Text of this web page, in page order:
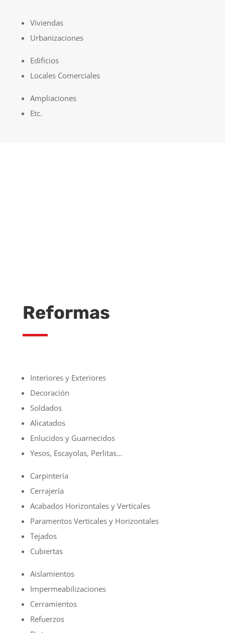
Viviendas
Urbanizaciones
Edificios
Locales Comerciales
Ampliaciones
Etc.
Reformas
Interiores y Exteriores
Decoración
Soldados
Alicatados
Enlucidos y Guarnecidos
Yesos, Escayolas, Perlitas…
Carpintería
Cerrajería
Acabados Horizontales y Verticales
Paramentos Verticales y Horizontales
Tejados
Cubiertas
Aislamientos
Impermeabilizaciones
Cerramientos
Refuerzos